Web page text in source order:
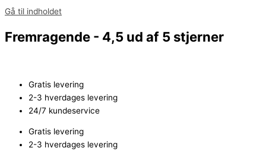
Gå til indholdet
Fremragende - 4,5 ud af 5 stjerner
Gratis levering
2-3 hverdages levering
24/7 kundeservice
Gratis levering
2-3 hverdages levering